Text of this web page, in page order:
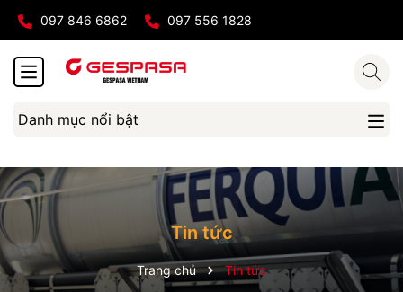
097 846 6862 097 556 1828
Danh mục nổi bật
Tin tức
Trang chủ Tin tức